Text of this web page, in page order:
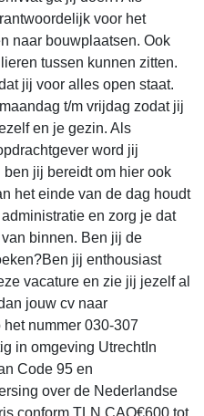
voor het
naar bouwplaatsen. Ook
tussen kunnen zitten.
jij voor alles open staat.
t/m vrijdag zodat jij
en je gezin. Als
word jij
jij bereidt om hier ook
het einde van de dag houdt
en zorg je dat
binnen. Ben jij de
jij enthousiast
vacature en zie jij jezelf al
jouw cv naar
nummer 030-307
in omgeving UtrechtIn
Code 95 en
over de Nederlandse
conform TLN CAO€600 tot